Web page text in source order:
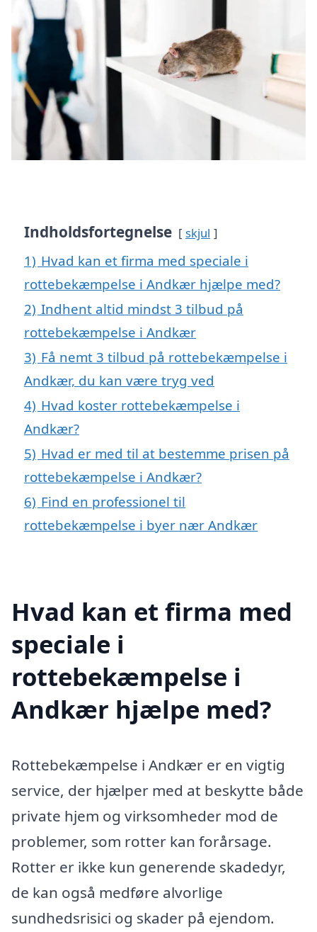
Indholdsfortegnelse skjul
1) Hvad kan et firma med speciale i
rottebekæmpelse i Andkær hjælpe med?
2) Indhent altid mindst 3 tilbud på
rottebekæmpelse i Andkær
3) Få nemt 3 tilbud på rottebekæmpelse i
Andkær, du kan være tryg ved
4) Hvad koster rottebekæmpelse i
Andkær?
5) Hvad er med til at bestemme prisen på
rottebekæmpelse i Andkær?
6) Find en professionel til
rottebekæmpelse i byer nær Andkær
Hvad kan et firma med
speciale i
rottebekæmpelse i
Andkær hjælpe med?
Rottebekæmpelse i Andkær er en vigtig
service, der hjælper med at beskytte både
private hjem og virksomheder mod de
problemer, som rotter kan forårsage.
Rotter er ikke kun generende skadedyr,
de kan også medføre alvorlige
sundhedsrisici og skader på ejendom.